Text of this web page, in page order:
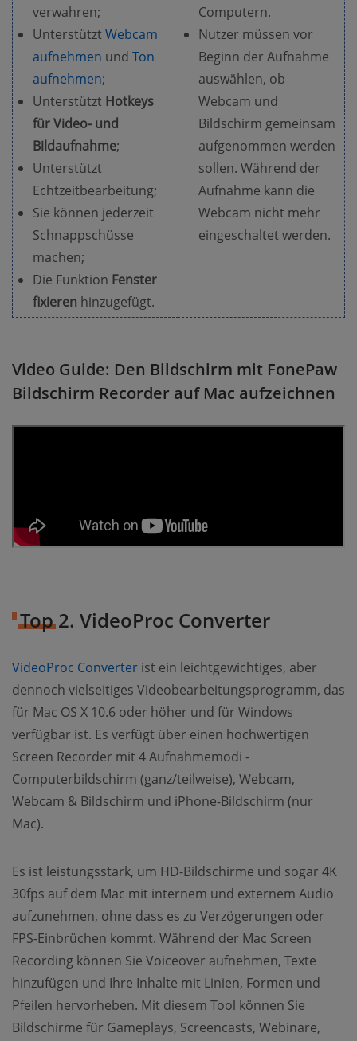
verwahren;
Unterstützt Webcam
aufnehmen und Ton
aufnehmen;
Unterstützt Hotkeys
für Video- und
Bildaufnahme;
Unterstützt
Echtzeitbearbeitung;
Sie können jederzeit
Schnappschüsse
machen;
Die Funktion Fenster
fixieren hinzugefügt.
Computern.
Nutzer müssen vor
Beginn der Aufnahme
auswählen, ob
Webcam und
Bildschirm gemeinsam
aufgenommen werden
sollen. Während der
Aufnahme kann die
Webcam nicht mehr
eingeschaltet werden.
Video Guide: Den Bildschirm mit FonePaw
Bildschirm Recorder auf Mac aufzeichnen
Top 2. VideoProc Converter
VideoProc Converter ist ein leichtgewichtiges, aber
dennoch vielseitiges Videobearbeitungsprogramm, das
für Mac OS X 10.6 oder höher und für Windows
verfügbar ist. Es verfügt über einen hochwertigen
Screen Recorder mit 4 Aufnahmemodi -
Computerbildschirm (ganz/teilweise), Webcam,
Webcam & Bildschirm und iPhone-Bildschirm (nur
Mac).
Es ist leistungsstark, um HD-Bildschirme und sogar 4K
30fps auf dem Mac mit internem und externem Audio
aufzunehmen, ohne dass es zu Verzögerungen oder
FPS-Einbrüchen kommt. Während der Mac Screen
Recording können Sie Voiceover aufnehmen, Texte
hinzufügen und Ihre Inhalte mit Linien, Formen und
Pfeilen hervorheben. Mit diesem Tool können Sie
Bildschirme für Gameplays, Screencasts, Webinare,